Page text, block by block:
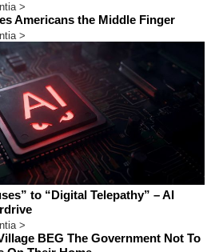
>
Americans the Middle Finger
>
to “Digital Telepathy” – AI
>
BEG The Government Not To